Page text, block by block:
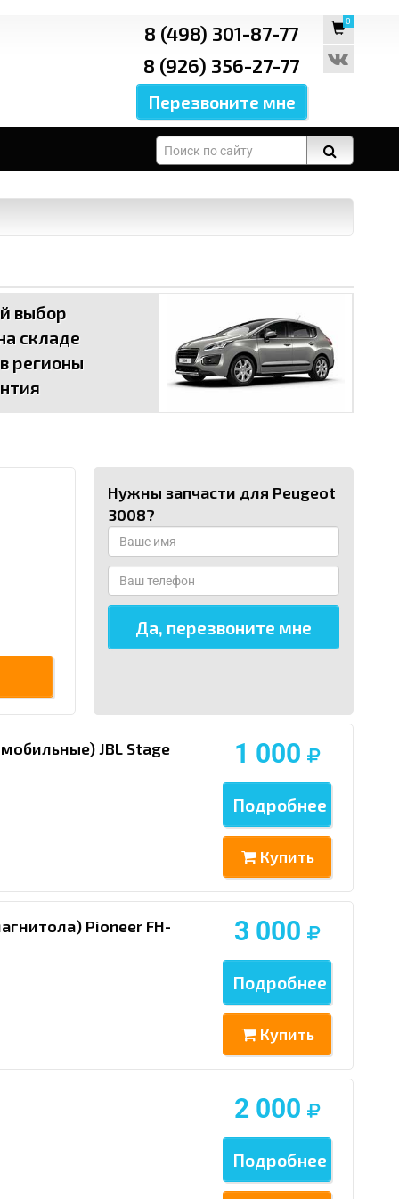
8 (498) 301-87-77
8 (926) 356-27-77
0
выбор
складе
регионы
Нужны запчасти для Peugeot
3008?
JBL Stage
1 000
Подробнее
Купить
Pioneer FH-
3 000
Подробнее
Купить
2 000
Подробнее